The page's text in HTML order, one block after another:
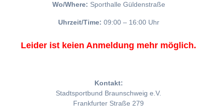
Wo/Where: Sporthalle Güldenstraße
Uhrzeit/Time: 09:00 – 16:00 Uhr
Leider ist keien Anmeldung mehr möglich.
Kontakt:
Stadtsportbund Braunschweig e.V.
Frankfurter Straße 279